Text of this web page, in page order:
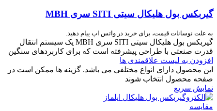
گیربکس بول هلیکال سیتی SITI سری MBH
به علت نوسانات قیمت، برای خرید در واتس اپ پیام دهید.
گیربکس بول هلیکال سیتی SITI سری MBH یک سیستم انتقال
قدرت صنعتی با طراحی پیشرفته است که برای کاربردهای سنگین
افزودن به لیست علاقمندی ها
این محصول دارای انواع مختلفی می باشد. گزینه ها ممکن است در
صفحه محصول انتخاب شوند
نمایش سریع
مقایسه